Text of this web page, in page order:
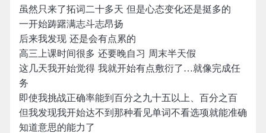
虽然只来了拓词二十多天 但是心态变化还是挺多的
一开始踌躇满志斗志昂扬
后来我发现 还是会有点累的
高三上课时间很多 还要晚自习 周末半天假
这几天我开始觉得 我就开始有点敷衍了…就像完成任
务
即使我挑战正确率能到百分之九十五以上、百分之百
但我发现我开始达不到那种看见单词不看选项就能准确
知道意思的能力了